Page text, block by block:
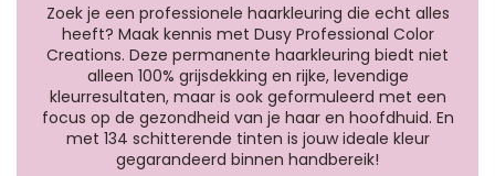
Zoek je een professionele haarkleuring die echt alles
heeft? Maak kennis met Dusy Professional Color
Creations. Deze permanente haarkleuring biedt niet
alleen 100% grijsdekking en rijke, levendige
kleurresultaten, maar is ook geformuleerd met een
focus op de gezondheid van je haar en hoofdhuid. En
met 134 schitterende tinten is jouw ideale kleur
gegarandeerd binnen handbereik!